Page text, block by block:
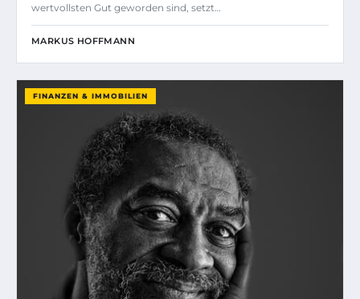
wertvollsten Gut geworden sind, setzt…
MARKUS HOFFMANN
FINANZEN & IMMOBILIEN